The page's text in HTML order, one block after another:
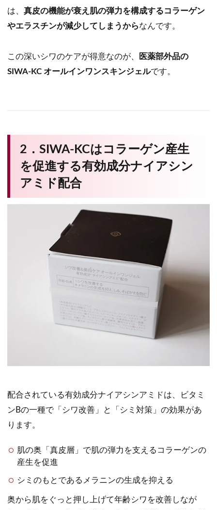
は、 真皮の機能が衰え肌の弾力を構成するコラーゲン
やエラスチンが減少してしまうからなんです。
この深いシワのケアが得意なのが、
医薬部外品の
SIWA-KC オールインワンスキンジェルです。
2．SIWA-KCはコラーゲン産生
を促進する有効成分ナイアシン
アミド配合
配合されている有効成分ナイアシンアミドは、ビタミ
ンBの一種で「シワ改善」と「シミ対策」の効果があ
ります。
肌の奥「真皮層」で肌の弾力を支えるコラーゲンの
産生を促進
シミのもとであるメラニンの生成を抑える
奥から肌をぐっと押し上げて年齢シワを改善しなが